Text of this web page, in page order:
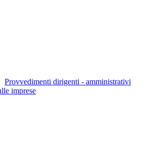
Provvedimenti dirigenti - amministrativi
imprese